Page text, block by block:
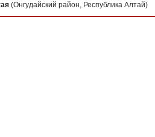
(Онгудайский район, Республика Алтай)